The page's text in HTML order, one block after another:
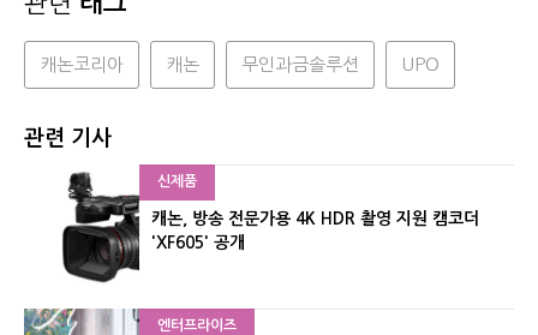
캐논코리아 캐논 무인과금솔루션 UPO
관련 기사
신제품
캐논, 방송 전문가용 4K HDR 촬영 지원 캠코더
'XF605' 공개
엔터프라이즈